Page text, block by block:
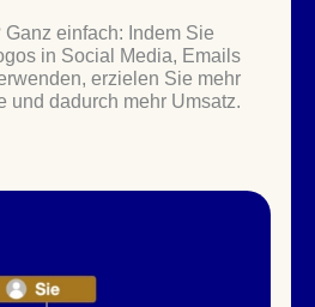
einfach: Indem Sie
in Social Media, Emails
erzielen Sie mehr
und dadurch mehr Umsatz.